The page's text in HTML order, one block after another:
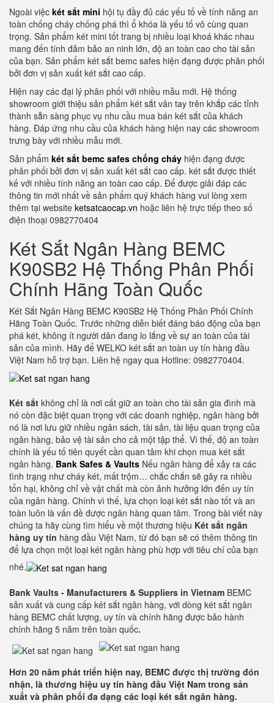
Ngoài việc két sắt mini hội tụ đầy đủ các yếu tố về tính năng an
toàn chống cháy chống phá thì ổ khóa là yếu tố vô cùng quan
trọng. Sản phẩm két mini tốt trang bị nhiều loại khoá khác nhau
mang đến tính đảm bảo an ninh lớn, độ an toàn cao cho tài sản
của bạn. Sản phẩm két sắt bemc safes hiện đạng được phân phối
bởi đơn vị sản xuất két sắt cao cấp.
Hiện nay các đại lý phân phối với nhiều mẫu mới. Hệ thống
showroom giới thiệu sản phẩm két sắt vân tay trên khắp các tỉnh
thành sẵn sàng phục vụ nhu cầu mua bán két sắt của khách
hàng. Đáp ứng nhu cầu của khách hàng hiện nay các showroom
trưng bày với nhiều mẫu mới.
Sản phẩm két sắt bemc safes chống cháy hiện đạng được
phân phối bởi đơn vị sản xuất két sắt cao cấp. két sắt được thiết
kế với nhiều tính năng an toàn cao cấp. Để được giải đáp các
thông tin mới nhất về sản phẩm quý khách hàng vui lòng xem
thêm tại website ketsatcaocap.vn hoặc liên hệ trực tiếp theo số
điện thoại 0982770404
Két Sắt Ngân Hàng BEMC
K90SB2 Hệ Thống Phân Phối
Chính Hãng Toàn Quốc
Két Sắt Ngân Hàng BEMC K90SB2 Hệ Thống Phân Phối Chính
Hãng Toàn Quốc. Trước những diễn biết đáng báo động của bạn
phá két, không ít người dân đang lo lắng về sự an toàn của tài
sản của mình. Hãy để WELKO két sắt an toàn uy tín hàng đầu
Việt Nam hỗ trợ bạn. Liên hệ ngay qua Hotline: 0982770404.
Két sắt không chỉ là nơi cất giữ an toàn cho tài sản gia đình mà
nó còn đặc biệt quan trọng với các doanh nghiệp, ngân hàng bởi
nó là nơi lưu giữ nhiều ngân sách, tài sản, tài liệu quan trọng của
ngân hàng, bảo vệ tài sản cho cả một tập thể. Vì thế, độ an toàn
chính là yếu tố tiên quyết cần quan tâm khi chọn mua két sắt
ngân hàng. Bank Safes & Vaults Nếu ngân hàng để xảy ra các
tình trạng như cháy két, mất trộm… chắc chắn sẽ gây ra nhiều
tổn hại, không chỉ về vật chất mà còn ảnh hưởng lớn đến uy tín
của ngân hàng. Chính vì thế, lựa chọn loại két sắt nào tốt và an
toàn luôn là vấn đề được ngân hàng quan tâm. Trong bài viết này
chúng ta hãy cùng tìm hiểu về một thương hiệu Két sắt ngân
hàng uy tín hàng đầu Việt Nam, từ đó bạn sẽ có thêm thông tin
để lựa chọn một loại két ngân hàng phù hợp với tiêu chí của bạn
nhé.
Bank Vaults - Manufacturers & Suppliers in Vietnam BEMC
sản xuất và cung cấp két sắt ngân hàng, với dòng két sắt ngân
hàng BEMC chất lượng, uy tín và chính hãng được bảo hành
chính hãng 5 năm trên toàn quốc.
Hơn 20 năm phát triển hiện nay, BEMC được thị trường đón
nhận, là thương hiệu uy tín hàng đầu Việt Nam trong sản
xuất và phân phối đa dạng các loại két sắt ngân hàng.